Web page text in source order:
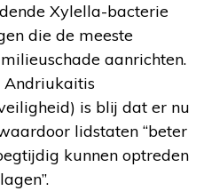
Xylella-bacterie
die de meeste
aanrichten.
Andriukaitis
is blij dat er nu
lidstaten “beter
kunnen optreden